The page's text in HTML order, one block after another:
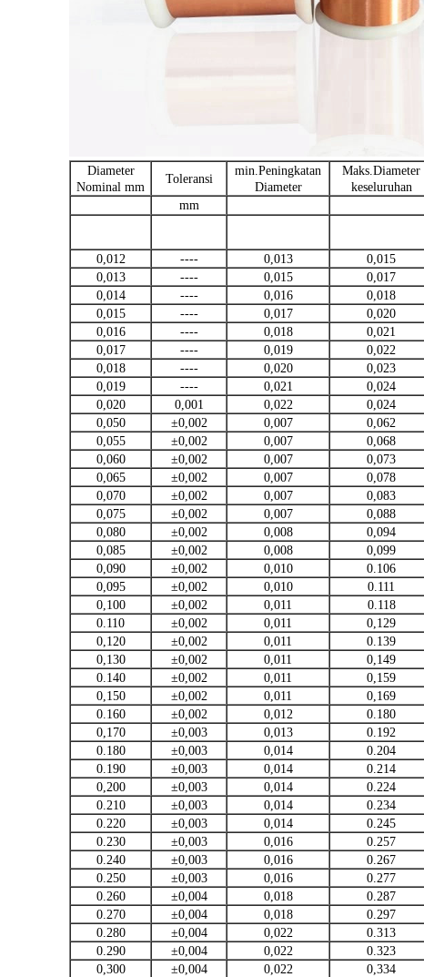
Diameter
Nominal mm
Toleransi
min.Peningkatan
Diameter
Maks.Diameter
keseluruhan
mm
0,012
---- 0,013 0,015
0,013
---- 0,015 0,017
0,014
---- 0,016 0,018
0,015
---- 0,017 0,020
0,016
---- 0,018 0,021
0,017
---- 0,019 0,022
0,018
---- 0,020 0,023
0,019
---- 0,021 0,024
0,020
0,001 0,022 0,024
0,050
±0,002 0,007 0,062
0,055
±0,002 0,007 0,068
0,060
±0,002 0,007 0,073
0,065
±0,002 0,007 0,078
0,070
±0,002 0,007 0,083
0,075
±0,002 0,007 0,088
0,080
±0,002 0,008 0,094
0,085
±0,002 0,008 0,099
0,090
±0,002 0,010 0.106
0,095
±0,002 0,010 0.111
0,100
±0,002 0,011 0.118
0.110
±0,002 0,011 0,129
0,120
±0,002 0,011 0.139
0,130
±0,002 0,011 0,149
0.140
±0,002 0,011 0,159
0,150
±0,002 0,011 0,169
0.160
±0,002 0,012 0.180
0,170
±0,003 0,013 0.192
0.180
±0,003 0,014 0.204
0.190
±0,003 0,014 0.214
0,200
±0,003 0,014 0.224
0.210
±0,003 0,014 0.234
0.220
±0,003 0,014 0.245
0.230
±0,003 0,016 0.257
0.240
±0,003 0,016 0.267
0.250
±0,003 0,016 0.277
0.260
±0,004 0,018 0.287
0.270
±0,004 0,018 0.297
0.280
±0,004 0,022 0.313
0.290
±0,004 0,022 0.323
0,300
±0,004 0,022 0,334